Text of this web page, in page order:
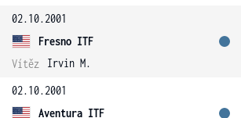
02.10.2001
Fresno ITF
Vítěz
Irvin M.
02.10.2001
Aventura ITF